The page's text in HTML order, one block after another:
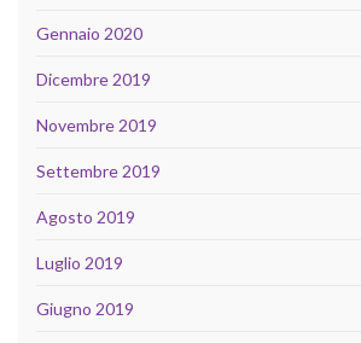
Gennaio 2020
Dicembre 2019
Novembre 2019
Settembre 2019
Agosto 2019
Luglio 2019
Giugno 2019